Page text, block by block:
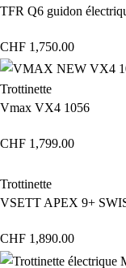
TFR Q6 guidon
CHF 1,750.00
Trottinette
Vmax VX4 1056
CHF 1,799.00
Trottinette
VSETT APEX 9+
CHF 1,890.00